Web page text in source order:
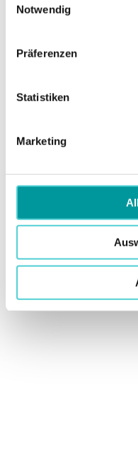
selbst entscheiden,
möchten. Ihre Auswahl
Notwendig
Präferenzen
Statistiken
Marketing